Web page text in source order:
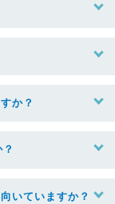
か？
いていますか？